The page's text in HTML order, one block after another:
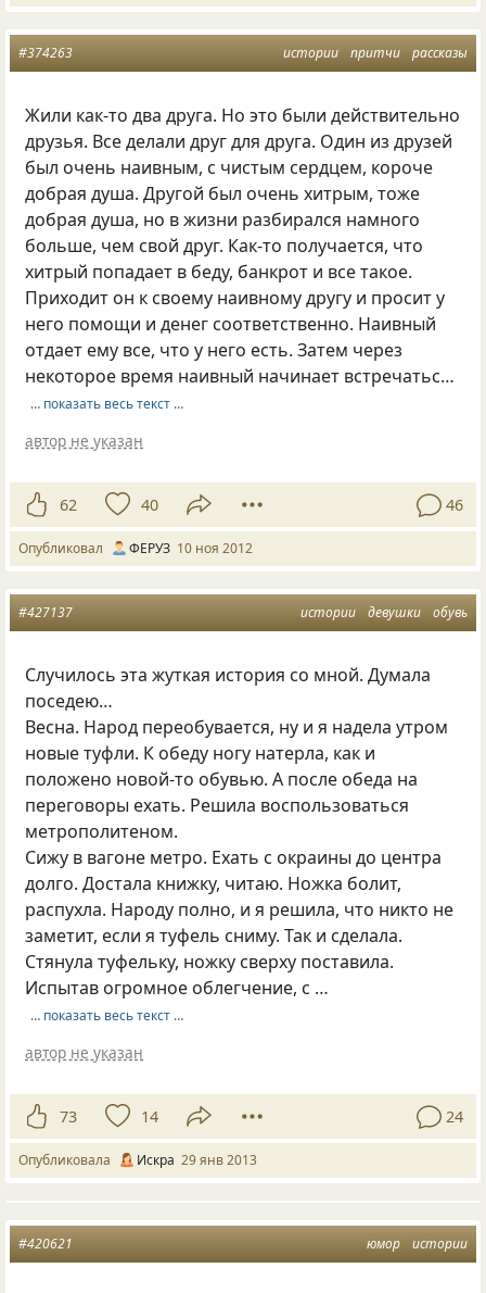
истории притчи рассказы
#374263
Жили как-то два друга. Но это были действительно
друзья. Все делали друг для друга. Один из друзей
был очень наивным, с чистым сердцем, короче
добрая душа. Другой был очень хитрым, тоже
добрая душа, но в жизни разбирался намного
больше, чем свой друг. Как-то получается, что
хитрый попадает в беду, банкрот и все такое.
Приходит он к своему наивному другу и просит у
него помощи и денег соответственно. Наивный
отдает ему все, что у него есть. Затем через
некоторое время наивный начинает встречатьс…
… показать весь текст …
автор не указан
62 40 46
Опубликовал ФЕРУЗ 10 ноя 2012
истории девушки обувь
#427137
Случилось эта жуткая история со мной. Думала
поседею…
Весна. Народ переобувается, ну и я надела утром
новые туфли. К обеду ногу натерла, как и
положено новой-то обувью. А после обеда на
переговоры ехать. Решила воспользоваться
метрополитеном.
Сижу в вагоне метро. Ехать с окраины до центра
долго. Достала книжку, читаю. Ножка болит,
распухла. Народу полно, и я решила, что никто не
заметит, если я туфель сниму. Так и сделала.
Стянула туфельку, ножку сверху поставила.
Испытав огромное облегчение, с …
… показать весь текст …
автор не указан
73 14 24
Опубликовала Искра 29 янв 2013
юмор истории
#420621